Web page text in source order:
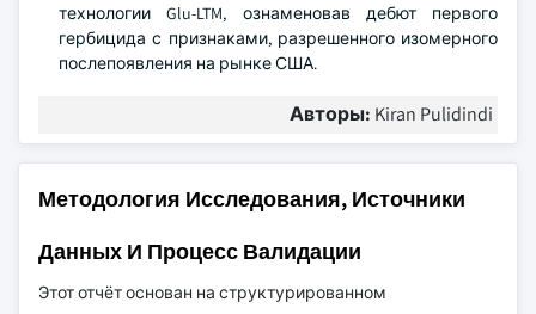
технологии Glu-LTM, ознаменовав дебют первого
гербицида с признаками, разрешенного изомерного
послепоявления на рынке США.
Авторы: Kiran Pulidindi
Методология Исследования, Источники
Данных И Процесс Валидации
Этот отчёт основан на структурированном